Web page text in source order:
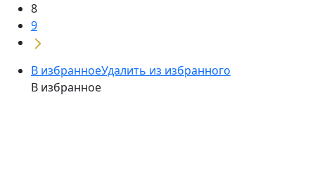
8
9
В избранноеУдалить из избранного
В избранное